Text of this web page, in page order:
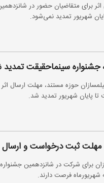
برای متقاضیان حضور در
شهریور تمدید نمی‌شود.
جشنواره سینماحقیقت
حوزه مستند، مهلت ارسال
تا پایان شهریور تمدید شد.
مهلت ثبت درخواست و
برای شرکت در شانزدهمین جشنواره
شهریورماه فرصت دارند.